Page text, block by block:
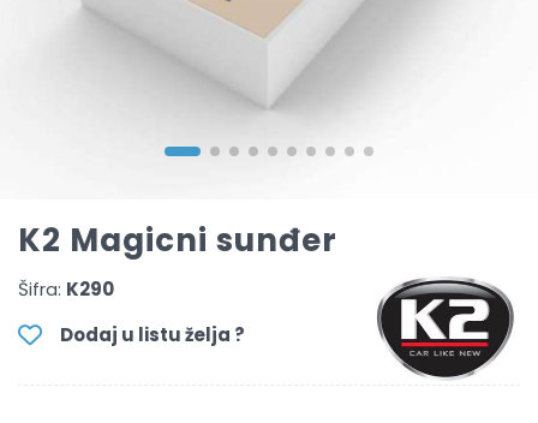
K2 Magicni sunđer
Šifra: K290
Dodaj u listu želja ?